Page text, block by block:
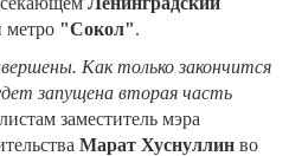
метро "Сокол".
Как только закончится
запущена вторая часть
заместитель мэра
Марат Хуснуллин во